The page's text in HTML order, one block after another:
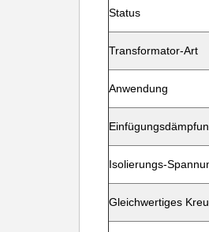
Status
Transformator-Art
Anwendung
Isolierungs-
Gleichwertiges